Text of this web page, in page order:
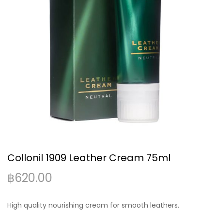
Collonil 1909 Leather Cream 75ml
฿620.00
High quality nourishing cream for smooth leathers.